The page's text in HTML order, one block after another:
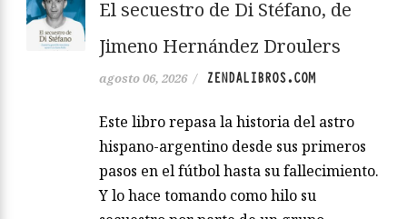
El secuestro de Di Stéfano, de
Jimeno Hernández Droulers
agosto 06, 2026 / ZENDALIBROS.COM
Este libro repasa la historia del astro
hispano-argentino desde sus primeros
pasos en el fútbol hasta su fallecimiento.
Y lo hace tomando como hilo su